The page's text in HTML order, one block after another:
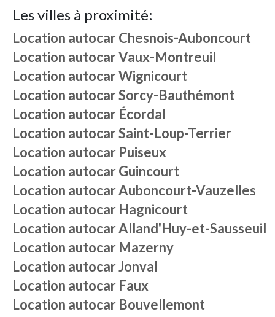
Les villes à proximité:
Location autocarChesnois-Auboncourt
Location autocarVaux-Montreuil
Location autocarWignicourt
Location autocarSorcy-Bauthémont
Location autocar Écordal
Location autocarSaint-Loup-Terrier
Location autocar Puiseux
Location autocarGuincourt
Location autocarAuboncourt-Vauzelles
Location autocar Hagnicourt
Location autocarAlland'Huy-et-Sausseuil
Location autocar Mazerny
Location autocarJonval
Location autocar Faux
Location autocar Bouvellemont